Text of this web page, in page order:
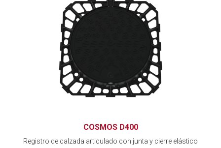
COSMOS D400
Registro de calzada articulado con junta y cierre elástico